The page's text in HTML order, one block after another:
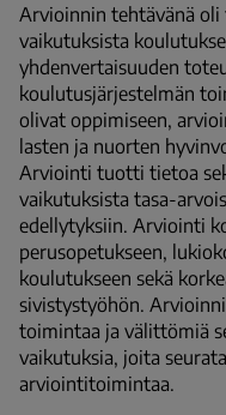
Arvioinnin tehtävänä
vaikutuksista
yhdenvertaisuuden
koulutusjärjestelmän
olivat oppimiseen,
lasten ja nuorten
Arviointi tuotti tietoa
vaikutuksista tasa-
edellytyksiin. Arviointi
perusopetukseen,
koulutukseen sekä
sivistystyöhön.
toimintaa ja välittömiä
vaikutuksia, joita
arviointitoimintaa.